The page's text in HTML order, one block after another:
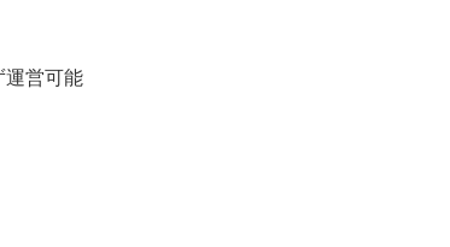
運営可能